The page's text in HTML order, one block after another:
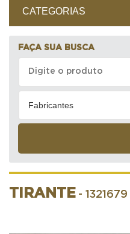
CATEGORIAS
FAÇA SUA BUSCA
Fabricantes
TIRANTE - 1321679